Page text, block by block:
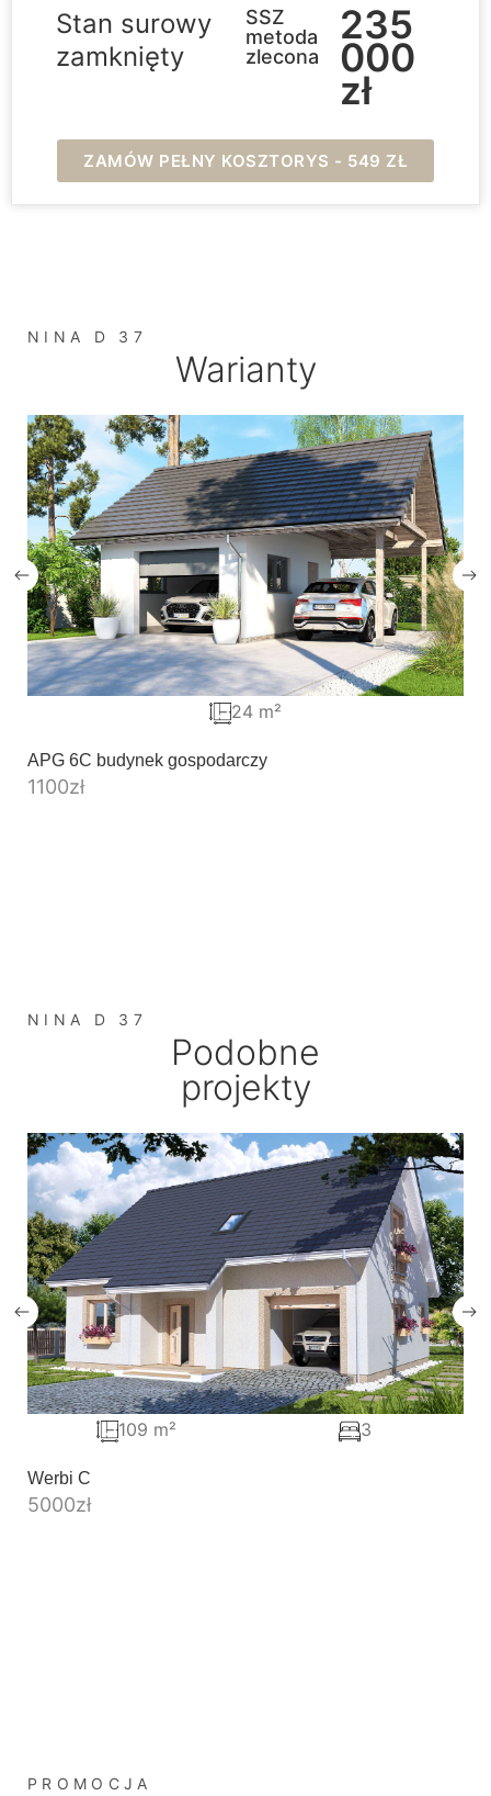
Stan surowy
zamknięty
SSZ
metoda
zlecona
235
000
zł
ZAMÓW PEŁNY KOSZTORYS - 549 ZŁ
NINA D 37
Warianty
APG 6C budynek gospodarczy
1100zł
24 m²
NINA D 37
Podobne
projekty
Werbi C
5000zł
109 m² 3
PROMOCJA